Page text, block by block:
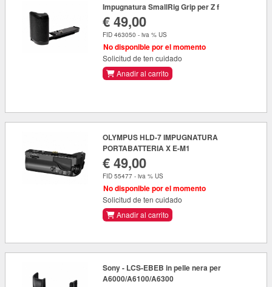
Impugnatura SmallRig Grip per Z f
€ 49,00
FID 463050 - iva % US
No disponible por el momento
Solicitud de ten cuidado
Anadir al carrito
OLYMPUS HLD-7 IMPUGNATURA
PORTABATTERIA X E-M1
€ 49,00
FID 55477 - iva % US
No disponible por el momento
Solicitud de ten cuidado
Anadir al carrito
Sony - LCS-EBEB in pelle nera per
A6000/A6100/A6300